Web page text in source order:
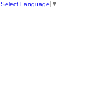
Select Language ▼